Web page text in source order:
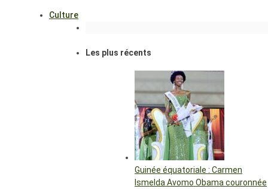
Culture
Les plus récents
Guinée équatoriale : Carmen
Ismelda Avomo Obama couronnée